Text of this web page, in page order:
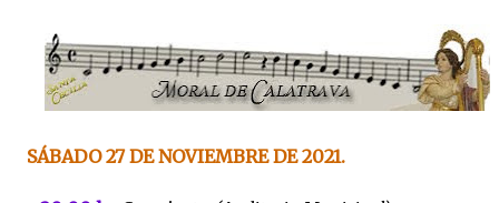
SÁBADO 27 DE NOVIEMBRE DE 2021.